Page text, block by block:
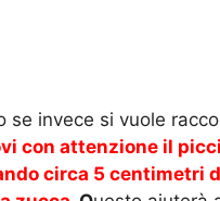
se invece si vuole
con attenzione il
circa 5 centimetri